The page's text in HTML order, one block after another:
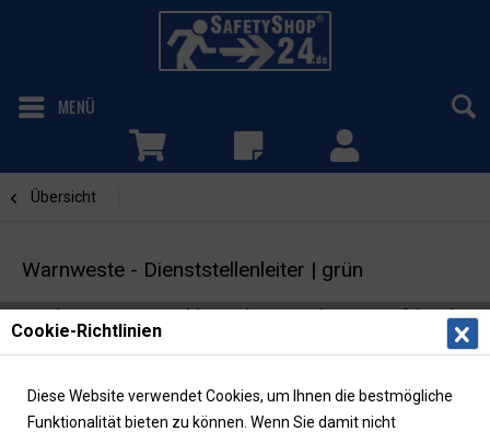
MENÜ
Übersicht
Warnweste - Dienststellenleiter | grün
Funktionsweste inkl. Rücken- und Brustaufdruck
| EN ISO 20471
Cookie-Richtlinien
Diese Website verwendet Cookies, um Ihnen die bestmögliche
Funktionalität bieten zu können. Wenn Sie damit nicht